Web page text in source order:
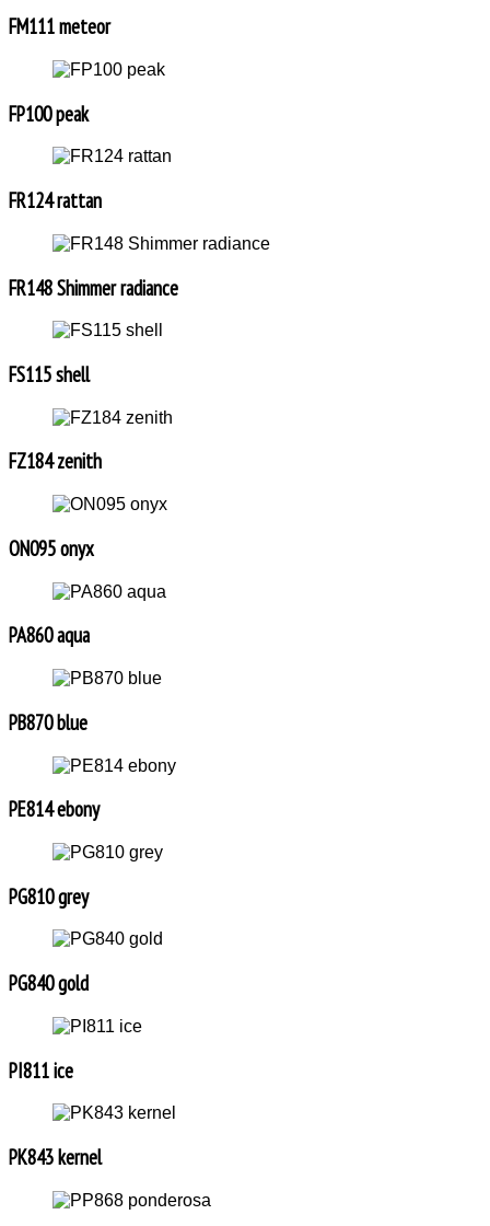
FM111 meteor
FP100 peak
FR124 rattan
FR148 Shimmer radiance
FS115 shell
FZ184 zenith
ON095 onyx
PA860 aqua
PB870 blue
PE814 ebony
PG810 grey
PG840 gold
PI811 ice
PK843 kernel